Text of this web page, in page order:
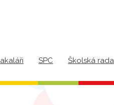
SPC Školská rada